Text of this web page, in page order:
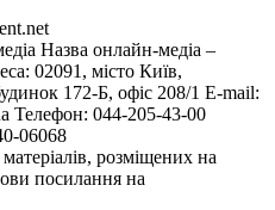
Назва онлайн-медіа –
02091, місто Київ,
172-Б, офіс 208/1 E-mail:
Телефон: 044-205-43-00
06068
розміщених на
посилання на